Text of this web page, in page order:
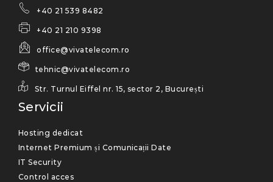
+40 21 539 8482
+40 21 210 9398
office@vivatelecom.ro
tehnic@vivatelecom.ro
Str. Turnul Eiffel nr. 15, sector 2, București
Servicii
Hosting dedicat
Internet Premium și Comunicații Date
IT Security
Control acces